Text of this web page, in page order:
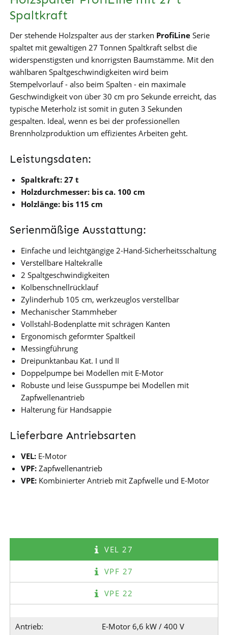
Spaltkraft
Der stehende Holzspalter aus der starken ProfiLineSerie
spaltet mit gewaltigen 27 Tonnen Spaltkraft selbst die
widerspenstigsten und knorrigsten Baumstämme. Mit den
wählbaren Spaltgeschwindigkeiten wird beim
Stempelvorlauf - also beim Spalten - ein maximale
Geschwindigkeit von über 30 cm pro Sekunde erreicht, das
typische Meterholz ist somit in guten 3 Sekunden
gespalten. Ideal, wenn es bei der professionellen
Brennholzproduktion um effizientes Arbeiten geht.
Leistungsdaten:
Spaltkraft: 27 t
Holzdurchmesser: bis ca. 100 cm
Holzlänge: bis 115 cm
Serienmäßige Ausstattung:
Einfache und leichtgängige 2-Hand-Sicherheitsschaltung
Verstellbare Haltekralle
2 Spaltgeschwindigkeiten
Kolbenschnellrücklauf
Zylinderhub 105 cm, werkzeuglos verstellbar
Mechanischer Stammheber
Vollstahl-Bodenplatte mit schrägen Kanten
Ergonomisch geformter Spaltkeil
Messingführung
Dreipunktanbau Kat. I und II
Doppelpumpe bei Modellen mit E-Motor
Robuste und leise Gusspumpe bei Modellen mit
Zapfwellenantrieb
Halterung für Handsappie
Lieferbare Antriebsarten
VEL:E-Motor
VPF:Zapfwellenantrieb
VPE:Kombinierter Antrieb mit Zapfwelle und E-Motor
VEL 27
VPF 27
VPE 22
Antrieb: E-Motor 6,6 kW / 400 V